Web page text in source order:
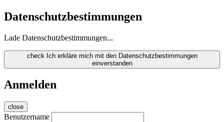
Datenschutzbestimmungen
Lade Datenschutzbestimmungen...
check Ich erkläre mich mit den Datenschutzbestimmungen
einverstanden
Anmelden
close
Benutzername